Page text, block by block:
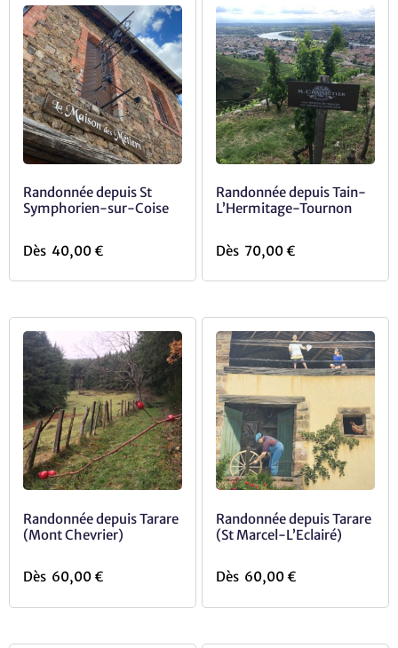
Randonnée depuis St
Symphorien-sur-Coise
Dès 40,00€
Randonnée depuis Tain-
L’Hermitage-Tournon
Dès 70,00€
Randonnée depuis Tarare
(Mont Chevrier)
Dès 60,00€
Randonnée depuis Tarare
(St Marcel-L’Eclairé)
Dès 60,00€